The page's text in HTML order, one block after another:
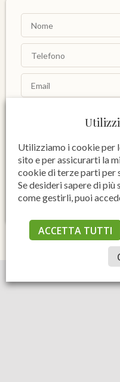
Autorizzo trattamento (
Utilizziamo i cookie per
sito e per assicurarti la
cookie di terze parti per
Se desideri sapere di
come gestirli, puoi
ACCETTA TUTTI